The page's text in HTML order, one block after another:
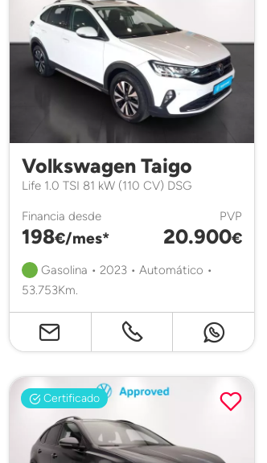
Volkswagen Taigo
Life 1.0 TSI 81 kW (110 CV) DSG
Financia desde
198€/mes*
PVP
20.900€
Gasolina • 2023 • Automático •
53.753Km.
Certificado